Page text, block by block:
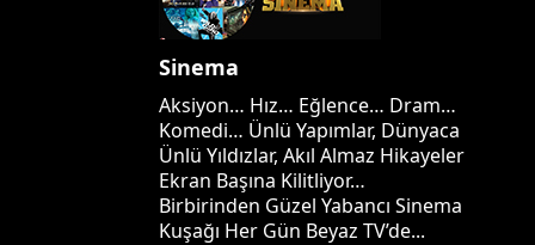
Sinema
Aksiyon… Hız… Eğlence… Dram…
Komedi… Ünlü Yapımlar, Dünyaca
Ünlü Yıldızlar, Akıl Almaz Hikayeler
Ekran Başına Kilitliyor…
Birbirinden Güzel Yabancı Sinema
Kuşağı Her Gün Beyaz TV’de...